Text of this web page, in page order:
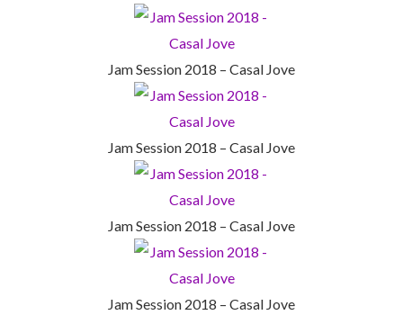
Jam Session 2018 – Casal Jove
Jam Session 2018 – Casal Jove
Jam Session 2018 – Casal Jove
Jam Session 2018 – Casal Jove